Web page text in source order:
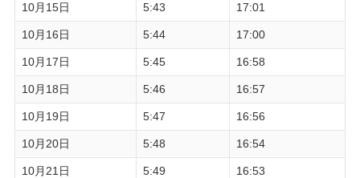
10月15日 5:43 17:01
10月16日 5:44 17:00
10月17日 5:45 16:58
10月18日 5:46 16:57
10月19日 5:47 16:56
10月20日 5:48 16:54
10月21日 5:49 16:53